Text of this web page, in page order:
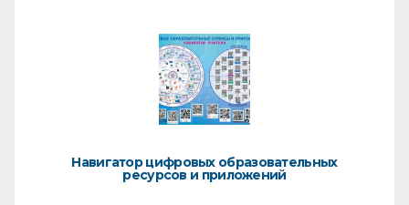
Навигатор цифровых образовательных
ресурсов и приложений